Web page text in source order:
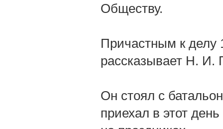
Обществу.
Причастным к делу
рассказывает Н. И.
Он стоял с
приехал в этот